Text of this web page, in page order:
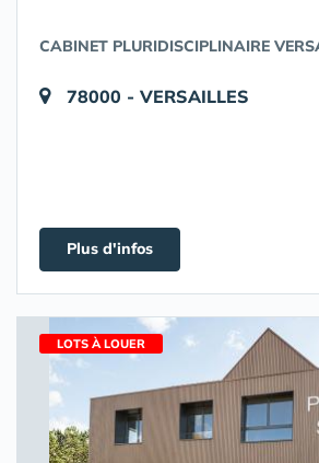
CABINET PLURIDISCIPLINAIRE
78000 - VERSAILLES
Plus d'infos
LOTS À LOUER